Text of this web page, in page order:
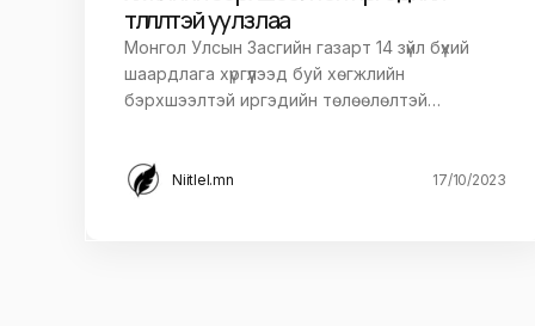
төлөөлөлтэй уулзлаа
Монгол Улсын Засгийн газарт 14 зүйл бүхий
шаардлага хүргүүлээд буй хөгжлийн
бэрхшээлтэй иргэдийн төлөөлөлтэй…
Niitlel.mn 17/10/2023